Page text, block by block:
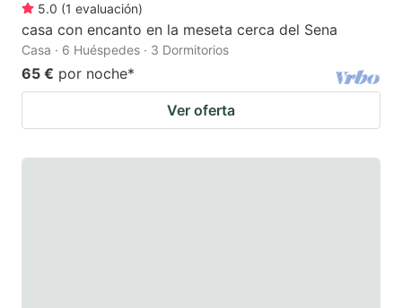
5.0 (1 evaluación)
casa con encanto en la meseta cerca del Sena
Casa · 6 Huéspedes · 3 Dormitorios
65 € por noche*
Ver oferta